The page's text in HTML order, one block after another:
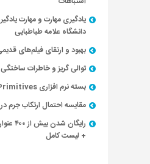
یادگیری مهارت و مهارت
دانشگاه علامه طباطبایی
بهبود و ارتقای فیلم‌های
توالی گریز و خاطرات
بسته نرم افزاری Primitives
مقایسه احتمال ارتکاب جرم
+ لیست کامل